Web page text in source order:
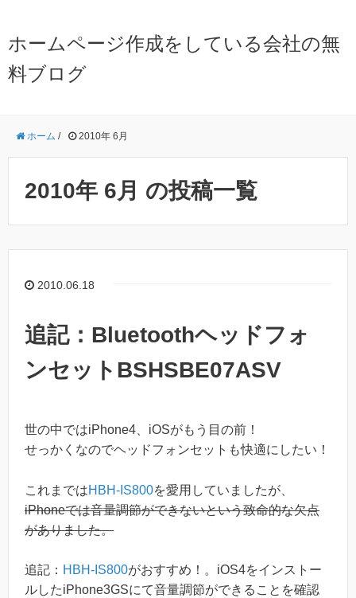
ホームページ作成をしている会社の無
料ブログ
ホーム / 2010年 6月
2010年 6月 の投稿一覧
2010.06.18
追記：Bluetoothヘッドフォ
ンセットBSHSBE07ASV
世の中ではiPhone4、iOSがもう目の前！
せっかくなのでヘッドフォンセットも快適にしたい！
これまではHBH-IS800を愛用していましたが、
iPhoneでは音量調節ができないという致命的な欠点
がありました。
追記： HBH-IS800がおすすめ！。iOS4をインストー
ルしたiPhone3GSにて音量調節ができることを確認